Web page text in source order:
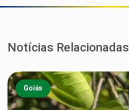
Notícias Relacionadas
Goiás